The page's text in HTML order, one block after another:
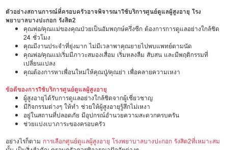
ตัวอย่างสถานการณ์ที่ครอบครัวอาจพิจารณาใช้บริการศูนย์ดูแลผู้สูงอายุ โรง
พยาบาลบางปะกอก รังสิต2
คุณพ่อ/คุณแม่ของคุณป่วยเป็นอัมพฤกษ์ครึ่งซีก ต้องการการดูแลอย่างใกล้ชิด
24 ชั่วโมง
คุณมีงานประจำที่ยุ่งมาก ไม่มีเวลาพาคุณยายไปพบแพทย์ตามนัด
คุณพ่อ/คุณแม่เริ่มมีภาวะสมองเสื่อม เริ่มหลงลืม สับสน และมีพฤติกรรมที่
เปลี่ยนแปลง
คุณต้องการหาเพื่อนใหม่ให้คุณปู่/คุณย่า เพื่อคลายความเหงา
ข้อดีของการใช้บริการศูนย์ดูแลผู้สูงอายุ
ผู้สูงอายุได้รับการดูแลอย่างใกล้ชิดจากผู้เชี่ยวชาญ
มีกิจกรรมต่างๆ ให้ทำ ช่วยให้ผู้สูงอายุรู้สึกไม่เหงา
อยู่ในสถานที่ปลอดภัย มีอุปกรณ์อำนวยความสะดวกครบครัน
ช่วยแบ่งเบาภาระของครอบครัว
อย่างไรก็ตาม การเลือกศูนย์ดูแลผู้สูงอายุ โรงพยาบาลบางปะกอก รังสิต2ที่เหมาะสม